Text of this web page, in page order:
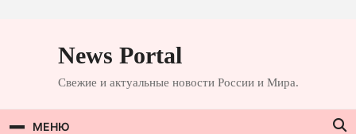
содержимомуNews Portal
Свежие и актуальные новости России и Мира.
МЕНЮ